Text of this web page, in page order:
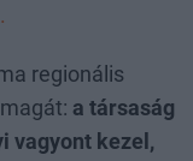
regionális
a társaság
vagyont kezel,